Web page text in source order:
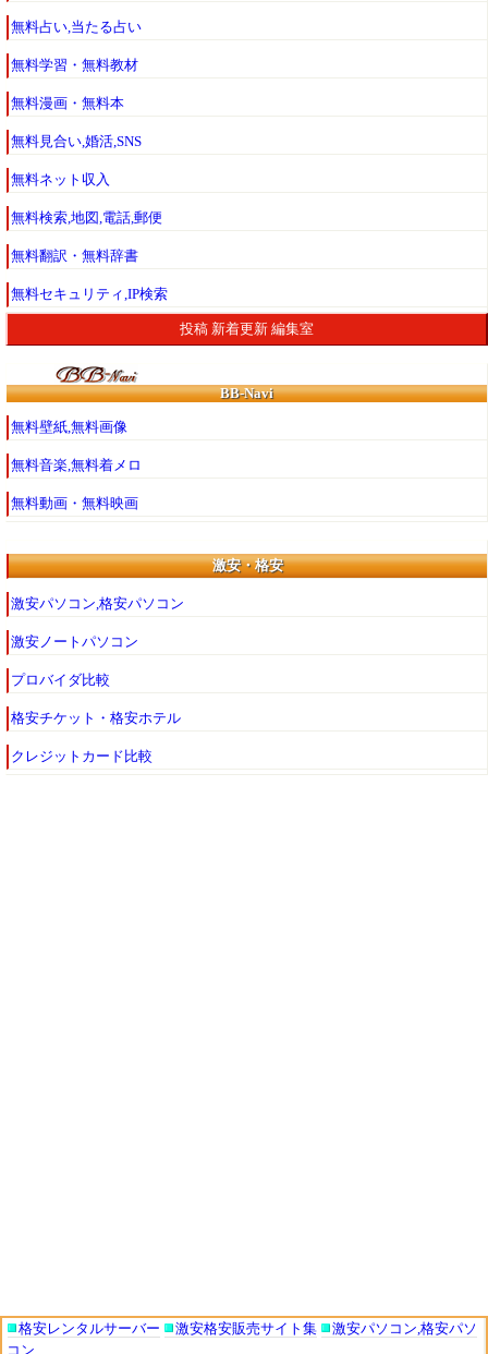
無料占い,当たる占い
無料学習・無料教材
無料漫画・無料本
無料見合い,婚活,SNS
無料ネット収入
無料検索,地図,電話,郵便
無料翻訳・無料辞書
無料セキュリティ,IP検索
投稿 新着更新 編集室
BB-Navi
無料壁紙,無料画像
無料音楽,無料着メロ
無料動画・無料映画
激安・格安
激安パソコン,格安パソコン
激安ノートパソコン
プロバイダ比較
格安チケット・格安ホテル
クレジットカード比較
格安レンタルサーバー 激安格安販売サイト集
激安パソコン,格安パソ
コン